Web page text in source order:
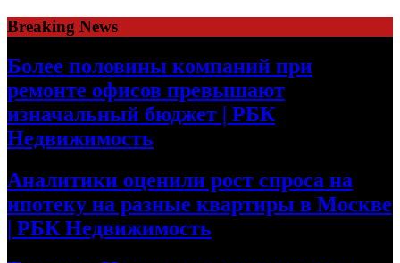
Skip
to
content
Breaking News
Более половины компаний при
ремонте офисов превышают
изначальный бюджет | РБК
Недвижимость
Аналитики оценили рост спроса на
ипотеку на разные квартиры в Москве
| РБК Недвижимость